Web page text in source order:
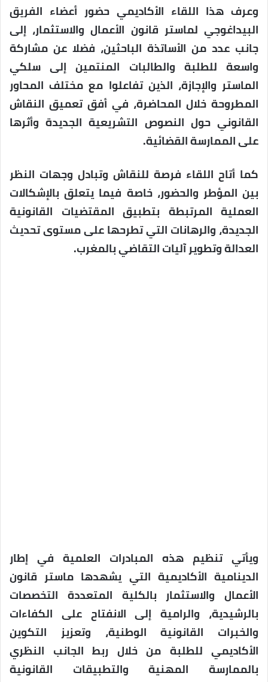
وعرف هذا اللقاء الأكاديمي حضور أعضاء الفريق
البيداغوجي لماستر قانون الأعمال والاستثمار، إلى
جانب عدد من الأساتذة الباحثين، فضلا عن مشاركة
واسعة للطلبة والطالبات المنتمين إلى سلكي
الماستر والإجازة، الذين تفاعلوا مع مختلف المحاور
المطروحة خلال المحاضرة، في أفق تعميق النقاش
القانوني حول النصوص التشريعية الجديدة وأثرها
على الممارسة القضائية.
كما أتاح اللقاء فرصة للنقاش وتبادل وجهات النظر
بين المؤطر والحضور، خاصة فيما يتعلق بالإشكالات
العملية المرتبطة بتطبيق المقتضيات القانونية
الجديدة، والرهانات التي تطرحها على مستوى تحديث
العدالة وتطوير آليات التقاضي بالمغرب.
ويأتي تنظيم هذه المبادرات العلمية في إطار
الدينامية الأكاديمية التي يشهدها ماستر قانون
الأعمال والاستثمار بالكلية المتعددة التخصصات
بالرشيدية، والرامية إلى الانفتاح على الكفاءات
والخبرات القانونية الوطنية، وتعزيز التكوين
الأكاديمي للطلبة من خلال ربط الجانب النظري
بالممارسة المهنية والتطبيقات القانونية